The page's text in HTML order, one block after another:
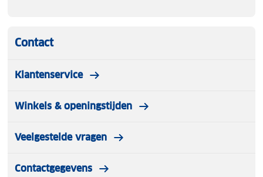
Contact
Klantenservice
Winkels & openingstijden
Veelgestelde vragen
Contactgegevens